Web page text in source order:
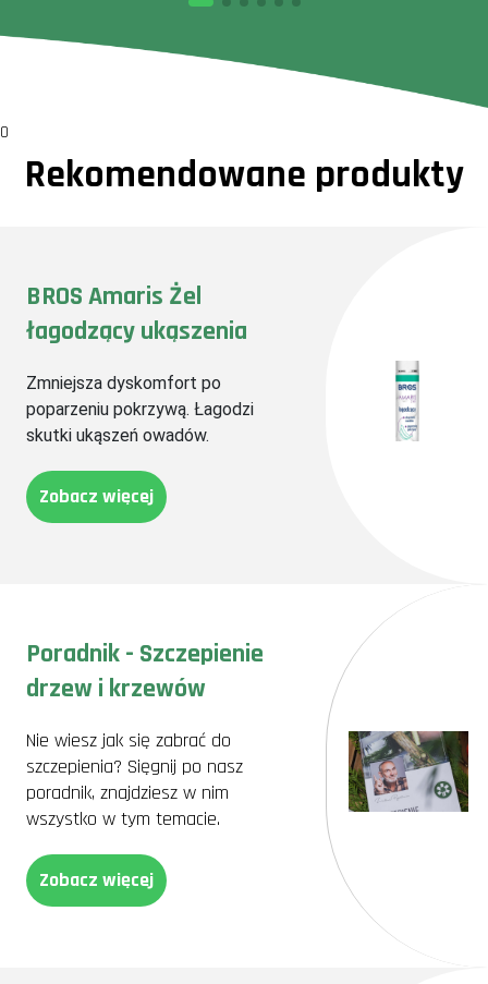
0
Rekomendowane produkty
BROS Amaris Żel
łagodzący ukąszenia
Zmniejsza dyskomfort po
poparzeniu pokrzywą. Łagodzi
skutki ukąszeń owadów.
Zobacz więcej
Poradnik - Szczepienie
drzew i krzewów
Nie wiesz jak się zabrać do
szczepienia? Sięgnij po nasz
poradnik, znajdziesz w nim
wszystko w tym temacie.
Zobacz więcej